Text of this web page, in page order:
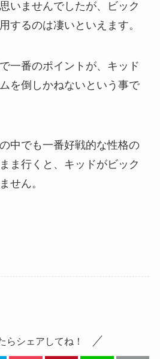
いませんでしたが、ビック
するのは凄いといえます。
一番のポイントが、キッド
を倒しかねないという事で
中でも一番好戦的な性格の
ま行くと、キッドがビック
せん。
らシェアしてね！